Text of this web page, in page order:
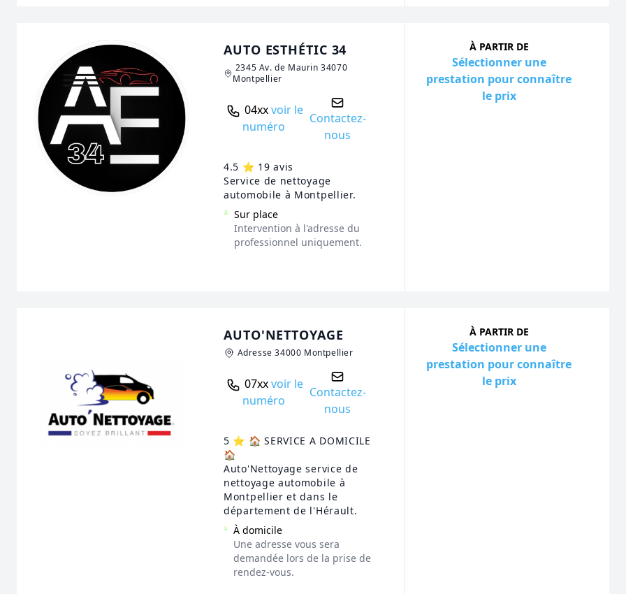
AUTO ESTHÉTIC 34
2345 Av. de Maurin 34070
Montpellier
04xxvoir le
numéro
Contactez-
nous
4.5 ⭐️ 19 avis
Service de nettoyage
automobile à Montpellier.
Sur place
Intervention à l'adresse du
professionnel uniquement.
À PARTIR DE
Sélectionner une
prestation pour connaître
le prix
AUTO'NETTOYAGE
Adresse 34000 Montpellier
07xxvoir le
numéro
Contactez-
nous
5 ⭐️ 🏠 SERVICE A DOMICILE
🏠
Auto'Nettoyage service de
nettoyage automobile à
Montpellier et dans le
département de l'Hérault.
À domicile
Une adresse vous sera
demandée lors de la prise de
rendez-vous.
À PARTIR DE
Sélectionner une
prestation pour connaître
le prix